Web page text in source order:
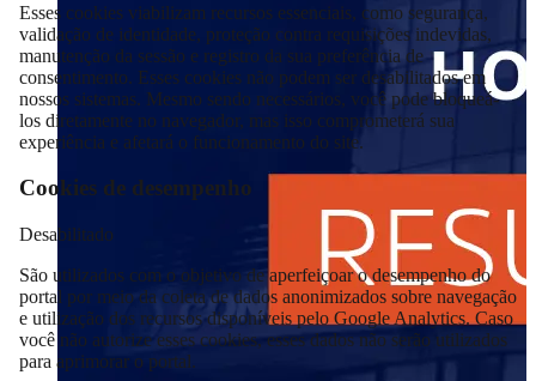
Esses cookies viabilizam recursos essenciais, como segurança,
validação de identidade, proteção contra requisições indevidas,
manutenção da sessão e registro da sua preferência de
consentimento. Esses cookies não podem ser desabilitados em
nossos sistemas. Mesmo sendo necessários, você pode bloqueá-
los diretamente no navegador, mas isso comprometerá sua
experiência e afetará o funcionamento do site.
Cookies de desempenho
Desabilitado
São utilizados com o objetivo de aperfeiçoar o desempenho do
portal por meio da coleta de dados anonimizados sobre navegação
e utilização dos recursos disponíveis pelo Google Analytics. Caso
você não autorize esses cookies, esses dados não serão utilizados
para aprimorar o portal.